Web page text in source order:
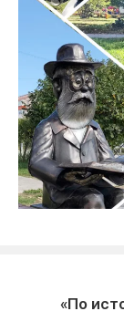
«По